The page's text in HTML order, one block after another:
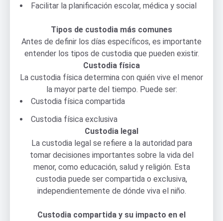
Facilitar la planificación escolar, médica y social
Tipos de custodia más comunes
Antes de definir los días específicos, es importante
entender los tipos de custodia que pueden existir.
Custodia física
La custodia física determina con quién vive el menor
la mayor parte del tiempo. Puede ser:
Custodia física compartida
Custodia física exclusiva
Custodia legal
La custodia legal se refiere a la autoridad para
tomar decisiones importantes sobre la vida del
menor, como educación, salud y religión. Esta
custodia puede ser compartida o exclusiva,
independientemente de dónde viva el niño.
Custodia compartida y su impacto en el